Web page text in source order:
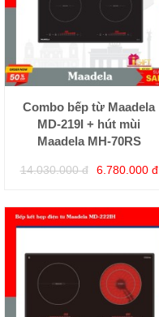
Combo bếp từ Maadela
MD-219I + hút mùi
Maadela MH-70RS
14.030.000 đ 6.780.000 đ